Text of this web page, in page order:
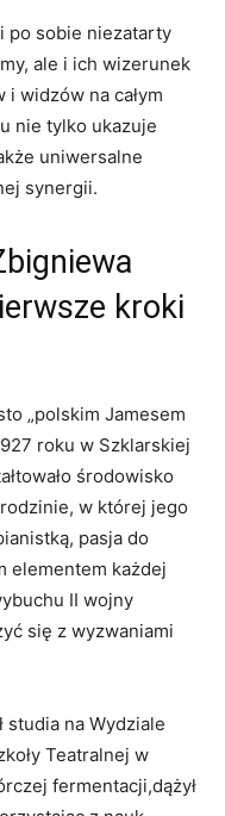
po sobie niezatarty
ale i ich wizerunek
widzów na całym
nie tylko ukazuje
uniwersalne
synergii.
kroki
„polskim Jamesem
roku w Szklarskiej
środowisko
w której jego
pasja do
elementem każdej
II wojny
się z wyzwaniami
studia na Wydziale
Teatralnej w
fermentacji,dążył